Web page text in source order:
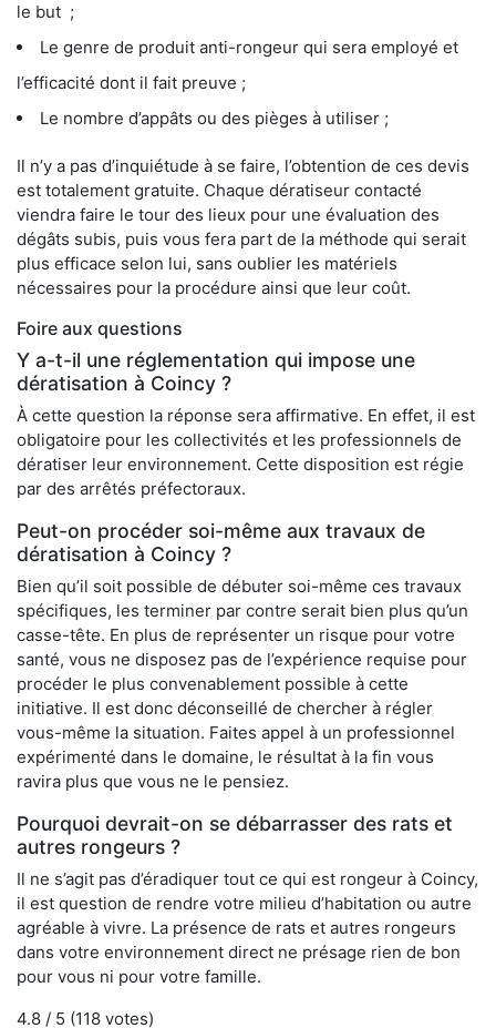
le but ;
Le genre de produit anti-rongeur qui sera employé et
l’efficacité dont il fait preuve ;
Le nombre d’appâts ou des pièges à utiliser ;
Il n’y a pas d’inquiétude à se faire, l’obtention de ces devis
est totalement gratuite. Chaque dératiseur contacté
viendra faire le tour des lieux pour une évaluation des
dégâts subis, puis vous fera part de la méthode qui serait
plus efficace selon lui, sans oublier les matériels
nécessaires pour la procédure ainsi que leur coût.
Foire aux questions
Y a-t-il une réglementation qui impose une
dératisation à Coincy ?
À cette question la réponse sera affirmative. En effet, il est
obligatoire pour les collectivités et les professionnels de
dératiser leur environnement. Cette disposition est régie
par des arrêtés préfectoraux.
Peut-on procéder soi-même aux travaux de
dératisation à Coincy ?
Bien qu’il soit possible de débuter soi-même ces travaux
spécifiques, les terminer par contre serait bien plus qu’un
casse-tête. En plus de représenter un risque pour votre
santé, vous ne disposez pas de l’expérience requise pour
procéder le plus convenablement possible à cette
initiative. Il est donc déconseillé de chercher à régler
vous-même la situation. Faites appel à un professionnel
expérimenté dans le domaine, le résultat à la fin vous
ravira plus que vous ne le pensiez.
Pourquoi devrait-on se débarrasser des rats et
autres rongeurs ?
Il ne s’agit pas d’éradiquer tout ce qui est rongeur à Coincy,
il est question de rendre votre milieu d’habitation ou autre
agréable à vivre. La présence de rats et autres rongeurs
dans votre environnement direct ne présage rien de bon
pour vous ni pour votre famille.
4.8 / 5 (118 votes)